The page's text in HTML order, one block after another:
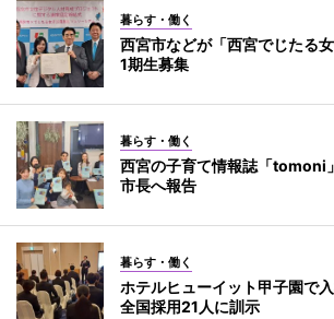
暮らす・働く
西宮市などが「西宮でじたる
1期生募集
暮らす・働く
西宮の子育て情報誌「
市長へ報告
暮らす・働く
ホテルヒューイット甲子園で
全国採用21人に訓示